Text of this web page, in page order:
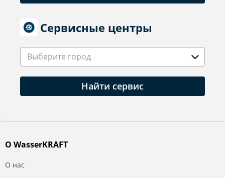
Сервисные центры
Выберите город
Найти сервис
О WasserKRAFT
О нас